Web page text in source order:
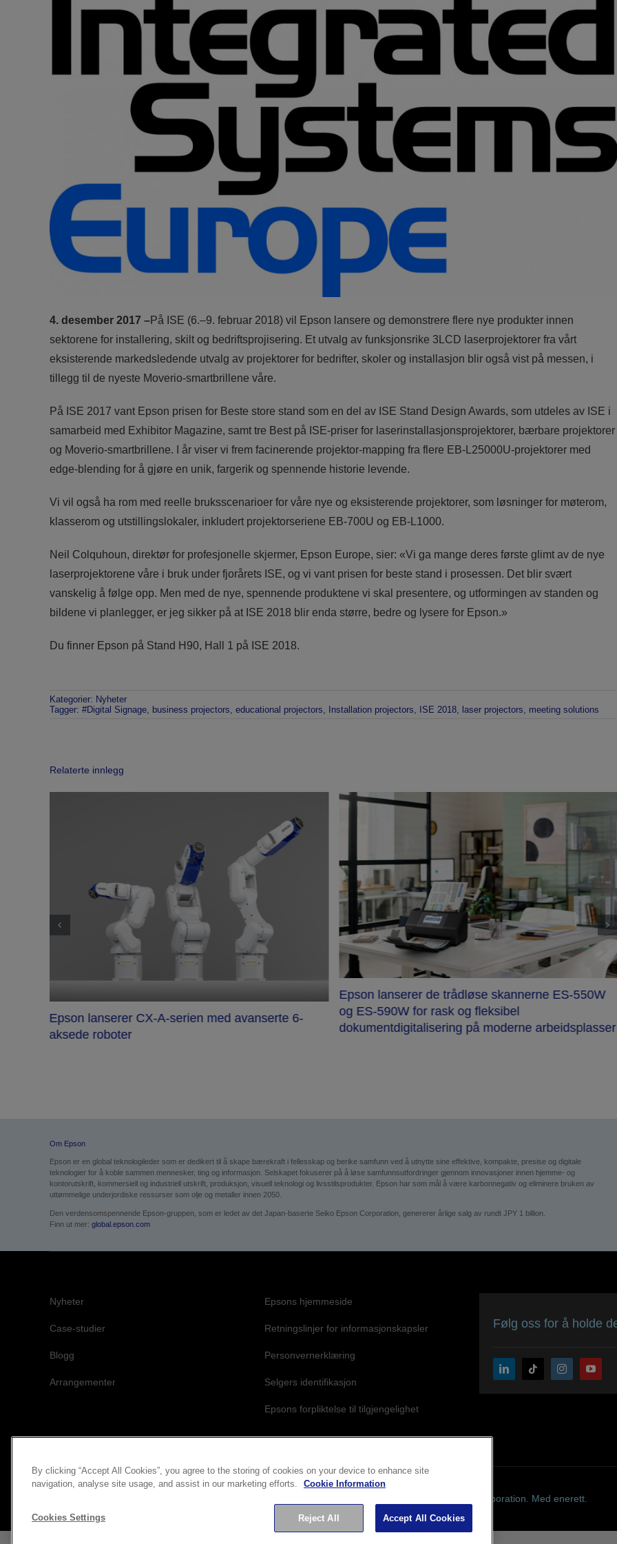
4. desember 2017 –På ISE (6.–9. februar 2018) vil Epson lansere og demonstrere flere nye produkter innen
sektorene for installering, skilt og bedriftsprojisering. Et utvalg av funksjonsrike 3LCD laserprojektorer fra vårt
eksisterende markedsledende utvalg av projektorer for bedrifter, skoler og installasjon blir også vist på messen, i
tillegg til de nyeste Moverio-smartbrillene våre.
På ISE 2017 vant Epson prisen for Beste store stand som en del av ISE Stand Design Awards, som utdeles av ISE i
samarbeid med Exhibitor Magazine, samt tre Best på ISE-priser for laserinstallasjonsprojektorer, bærbare projektorer
og Moverio-smartbrillene. I år viser vi frem facinerende projektor-mapping fra flere EB-L25000U-projektorer med
edge-blending for å gjøre en unik, fargerik og spennende historie levende.
Vi vil også ha rom med reelle bruksscenarioer for våre nye og eksisterende projektorer, som løsninger for møterom,
klasserom og utstillingslokaler, inkludert projektorseriene EB-700U og EB-L1000.
Neil Colquhoun, direktør for profesjonelle skjermer, Epson Europe, sier: «Vi ga mange deres første glimt av de nye
laserprojektorene våre i bruk under fjorårets ISE, og vi vant prisen for beste stand i prosessen. Det blir svært
vanskelig å følge opp. Men med de nye, spennende produktene vi skal presentere, og utformingen av standen og
bildene vi planlegger, er jeg sikker på at ISE 2018 blir enda større, bedre og lysere for Epson.»
Du finner Epson på Stand H90, Hall 1 på ISE 2018.
Kategorier: Nyheter
Tagger: #Digital Signage, business projectors educational projectors Installation projectors ISE 2018, laser projectors meeting solutions
Relaterte innlegg
Epson lanserer CX-A-serien med avanserte 6-
aksede roboter
Epson lanserer de trådløse skannerne ES-550W
og ES-590W for rask og fleksibel
dokumentdigitalisering på moderne arbeidsplasser
Om Epson
Epson er en global teknologileder som er dedikert til å skape bærekraft i fellesskap og berike samfunn ved å utnytte sine effektive, kompakte, presise og digitale
teknologier for å koble sammen mennesker, ting og informasjon. Selskapet fokuserer på å løse samfunnsutfordringer gjennom innovasjoner innen hjemme- og
kontorutskrift, kommersiell og industriell utskrift, produksjon, visuell teknologi og livsstilsprodukter. Epson har som mål å være karbonnegativ og eliminere bruken av
uttømmelige underjordiske ressurser som olje og metaller innen 2050.
Den verdensomspennende Epson-gruppen, som er ledet av det Japan-baserte Seiko Epson Corporation, genererer årlige salg av rundt JPY 1 billion.
Finn ut mer: global.epson.com
Nyheter
Case-studier
Blogg
Arrangementer
Epsons hjemmeside
Retningslinjer for informasjonskapsler
Personvernerklæring
Selgers identifikasjon
Epsons forpliktelse til tilgjengelighet
Følg oss for å holde
Copyright © 2026 Seiko Epson Corporation. Med enerett.
By clicking “Accept All Cookies”, you agree to the storing of cookies on your device to enhance site
navigation, analyse site usage, and assist in our marketing efforts.
Cookie Information
Cookies Settings Reject All Accept All Cookies